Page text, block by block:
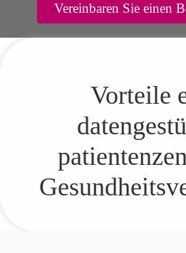
Vereinbaren Sie einen
Vorteile